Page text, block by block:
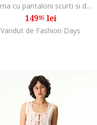
Pijama cu pantaloni scurti si design perorat, Roz deschis
14995lei
Vandut de Fashion Days